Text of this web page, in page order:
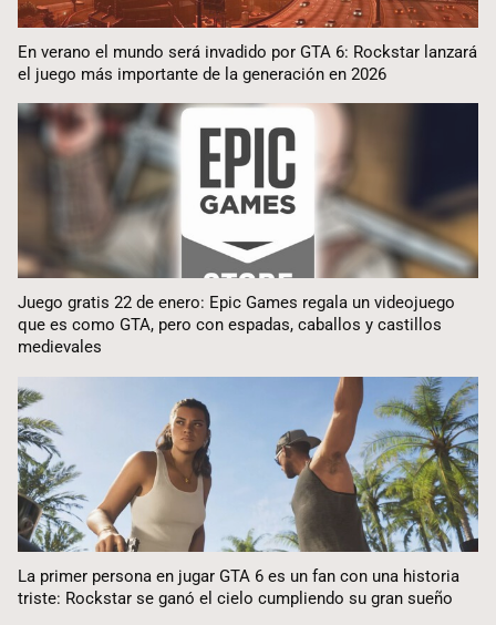
En verano el mundo será invadido por GTA 6: Rockstar lanzará
el juego más importante de la generación en 2026
Juego gratis 22 de enero: Epic Games regala un videojuego
que es como GTA, pero con espadas, caballos y castillos
medievales
La primer persona en jugar GTA 6 es un fan con una historia
triste: Rockstar se ganó el cielo cumpliendo su gran sueño